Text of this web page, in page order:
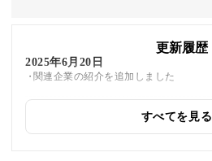
更新履歴
2025年6月20日
関連企業の紹介を追加しました
筆者情報を更新しました
すべてを見る